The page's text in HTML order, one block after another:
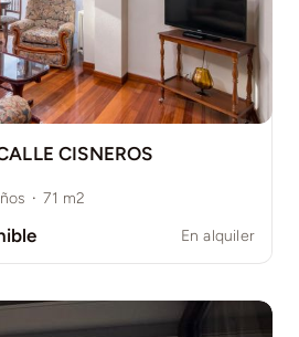
CISNEROS
· 71 m2
En alquiler